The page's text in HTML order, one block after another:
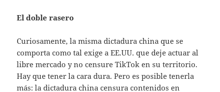
El doble rasero
Curiosamente, la misma dictadura china que se
comporta como tal exige a EE.UU. que deje actuar al
libre mercado y no censure TikTok en su territorio.
Hay que tener la cara dura. Pero es posible tenerla
más: la dictadura china censura contenidos en